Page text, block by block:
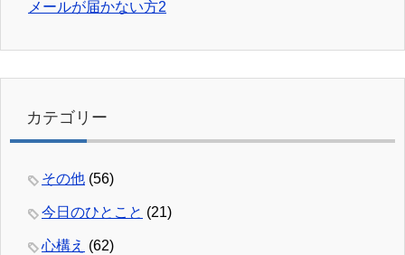
メールが届かない方2
カテゴリー
その他 (56)
今日のひとこと (21)
心構え (62)